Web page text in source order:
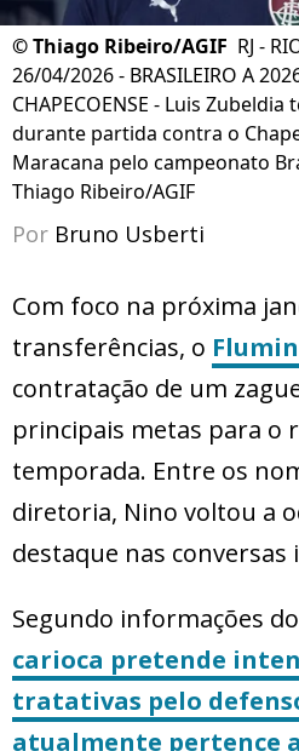
©Thiago Ribeiro/AGIF RJ -
26/04/2026 - BRASILEIRO A
CHAPECOENSE - Luis
durante partida contra o
Maracana pelo campeonato
Thiago Ribeiro/AGIF
Por Bruno Usberti
Com foco na próxima
transferências, o
contratação de um
principais metas para o
temporada. Entre os
diretoria, Nino voltou a
destaque nas
Segundo informações
carioca pretende
tratativas pelo
atualmente pertence